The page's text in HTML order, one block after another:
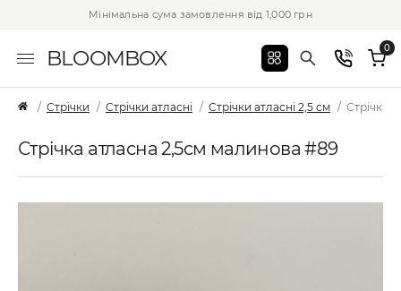
Мінімальна сума замовлення від 1,000 грн
BLOOMBOX 0
Стрічки Стрічки атласні Стрічки атласні 2,5 см Стрічка
Стрічка атласна 2,5см малинова #89